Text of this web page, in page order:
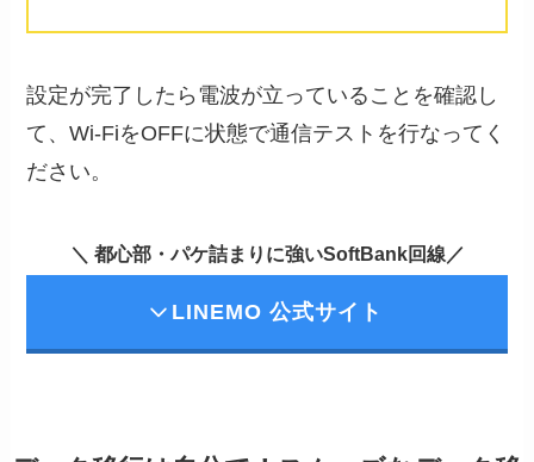
設定が完了したら電波が立っていることを確認し
て、Wi-FiをOFFに状態で通信テストを行なってく
ださい。
＼ 都心部・パケ詰まりに強いSoftBank回線／
LINEMO 公式サイト